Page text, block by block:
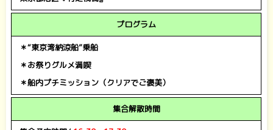
プログラム
＊“東京湾納涼船”乗船
＊お祭りグルメ満喫
＊船内プチミッション（クリアでご褒美）
集合解散時間